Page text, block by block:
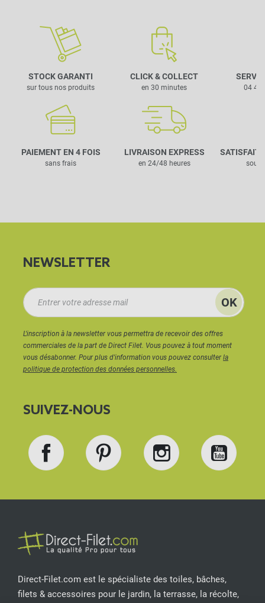
STOCK GARANTI
sur tous nos produits
CLICK & COLLECT
en 30 minutes
PAIEMENT EN 4 FOIS
sans frais
LIVRAISON EXPRESS
en 24/48 heures
04 42
SATISFAIT
sous
NEWSLETTER
L'inscription à la newsletter vous permettra de recevoir des offres
commerciales de la part de Direct Filet. Vous pouvez à tout moment
vous désabonner. Pour plus d'information vous pouvez consulterla
politique de protection des données personnelles.
SUIVEZ-NOUS
Direct-Filet.com est le spécialiste des toiles, bâches,
filets & accessoires pour le jardin, la terrasse, la récolte,